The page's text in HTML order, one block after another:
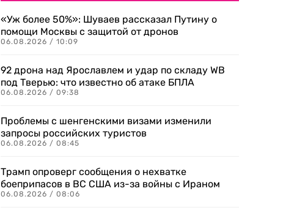
«Уж более 50%»: Шуваев рассказал Путину о
помощи Москвы с защитой от дронов
06.08.2026 / 10:09
92 дрона над Ярославлем и удар по складу WB
под Тверью: что известно об атаке БПЛА
06.08.2026 / 09:38
Проблемы с шенгенскими визами изменили
запросы российских туристов
06.08.2026 / 08:45
Трамп опроверг сообщения о нехватке
боеприпасов в ВС США из-за войны с Ираном
06.08.2026 / 08:06